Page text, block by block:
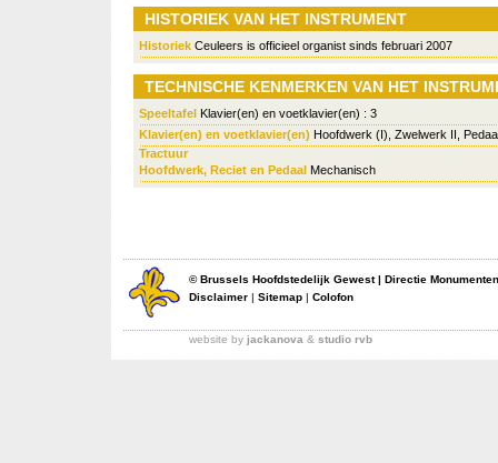
HISTORIEK VAN HET INSTRUMENT
Historiek Ceuleers is officieel organist sinds februari 2007
TECHNISCHE KENMERKEN VAN HET
Speeltafel Klavier(en) en voetklavier(en) : 3
Klavier(en) en voetklavier(en) Hoofdwerk (I), Zwelwerk II,
Tractuur
Hoofdwerk, Reciet en Pedaal Mechanisch
©Brussels Hoofdstedelijk Gewest| Directie
Disclaimer | Sitemap | Colofon
website by jackanova & studio rvb